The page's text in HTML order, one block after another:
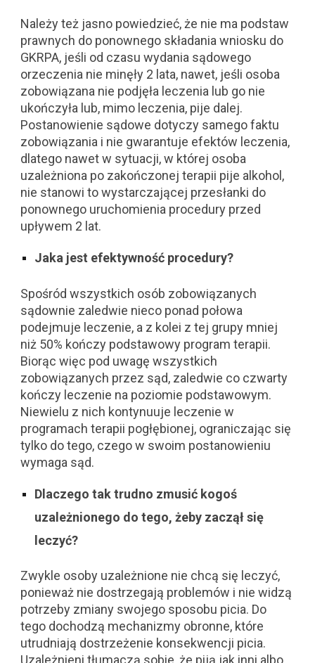
Należy też jasno powiedzieć, że nie ma podstaw
prawnych do ponownego składania wniosku do
GKRPA, jeśli od czasu wydania sądowego
orzeczenia nie minęły 2 lata, nawet, jeśli osoba
zobowiązana nie podjęła leczenia lub go nie
ukończyła lub, mimo leczenia, pije dalej.
Postanowienie sądowe dotyczy samego faktu
zobowiązania i nie gwarantuje efektów leczenia,
dlatego nawet w sytuacji, w której osoba
uzależniona po zakończonej terapii pije alkohol,
nie stanowi to wystarczającej przesłanki do
ponownego uruchomienia procedury przed
upływem 2 lat.
Jaka jest efektywność procedury?
Spośród wszystkich osób zobowiązanych
sądownie zaledwie nieco ponad połowa
podejmuje leczenie, a z kolei z tej grupy mniej
niż 50% kończy podstawowy program terapii.
Biorąc więc pod uwagę wszystkich
zobowiązanych przez sąd, zaledwie co czwarty
kończy leczenie na poziomie podstawowym.
Niewielu z nich kontynuuje leczenie w
programach terapii pogłębionej, ograniczając się
tylko do tego, czego w swoim postanowieniu
wymaga sąd.
Dlaczego tak trudno zmusić kogoś
uzależnionego do tego, żeby zaczął się
leczyć?
Zwykle osoby uzależnione nie chcą się leczyć,
ponieważ nie dostrzegają problemów i nie widzą
potrzeby zmiany swojego sposobu picia. Do
tego dochodzą mechanizmy obronne, które
utrudniają dostrzeżenie konsekwencji picia.